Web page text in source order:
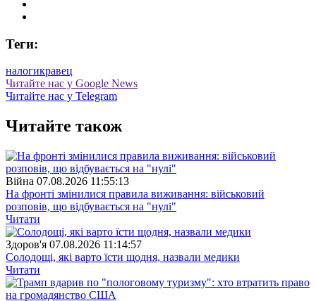
Теги:
налогикравец
Читайте нас у Google News
Читайте нас у Telegram
Читайте також
Війна 07.08.2026 11:55:13
На фронті змінилися правила виживання: військовий
розповів, що відбувається на "нулі"
Читати
Здоров'я 07.08.2026 11:14:57
Солодощі, які варто їсти щодня, назвали медики
Читати